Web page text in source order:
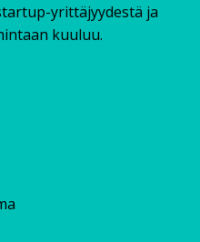
yrittäjyydestä ja
kuuluu.